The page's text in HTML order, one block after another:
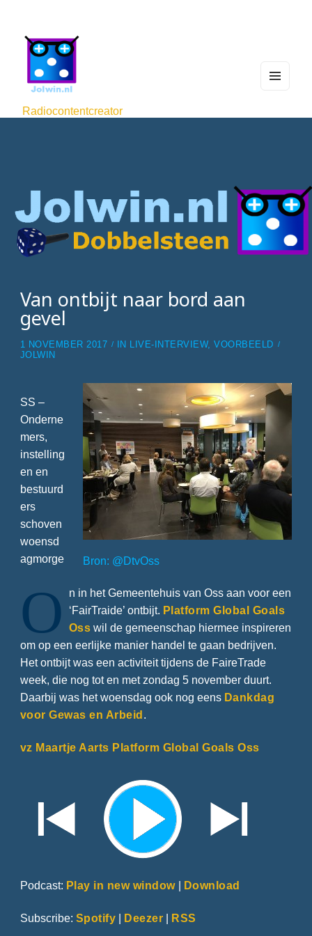
Radiocontentcreator
WIDG
Van ontbijt naar bord aan
gevel
1 NOVEMBER 2017 IN LIVE-INTERVIEW,VOORBEELD
JOLWIN
Bron: @DtvOss
O
SS –
Onderne
mers,
instelling
en en
bestuurd
ers
schoven
woensd
agmorge
n in het Gemeentehuis van Oss aan voor een
‘FairTraide’ ontbijt. Platform Global Goals
Oss wil de gemeenschap hiermee inspireren
om op een eerlijke manier handel te gaan bedrijven.
Het ontbijt was een activiteit tijdens de FaireTrade
week, die nog tot en met zondag 5 november duurt.
Daarbij was het woensdag ook nog eens Dankdag
voor Gewas en Arbeid .
vz Maartje Aarts Platform Global Goals Oss
Podcast: Play in new window| Download
Subscribe: Spotify | Deezer | RSS